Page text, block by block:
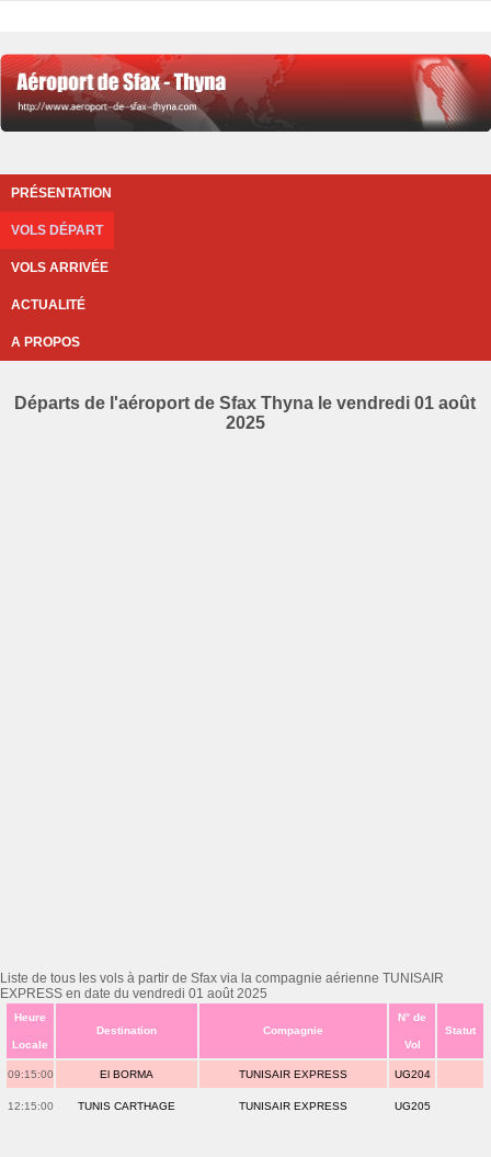
PRÉSENTATION
VOLS DÉPART
VOLS ARRIVÉE
ACTUALITÉ
A PROPOS
Départs de l'aéroport de Sfax Thyna le vendredi 01 août
2025
Liste de tous les vols à partir de Sfax via la compagnie aérienne TUNISAIR
EXPRESS en date du vendredi 01 août 2025
Heure
Locale
Destination Compagnie
N° de
Vol
Statut
09:15:00 El BORMA TUNISAIR EXPRESS UG204
12:15:00 TUNIS CARTHAGE TUNISAIR EXPRESS UG205